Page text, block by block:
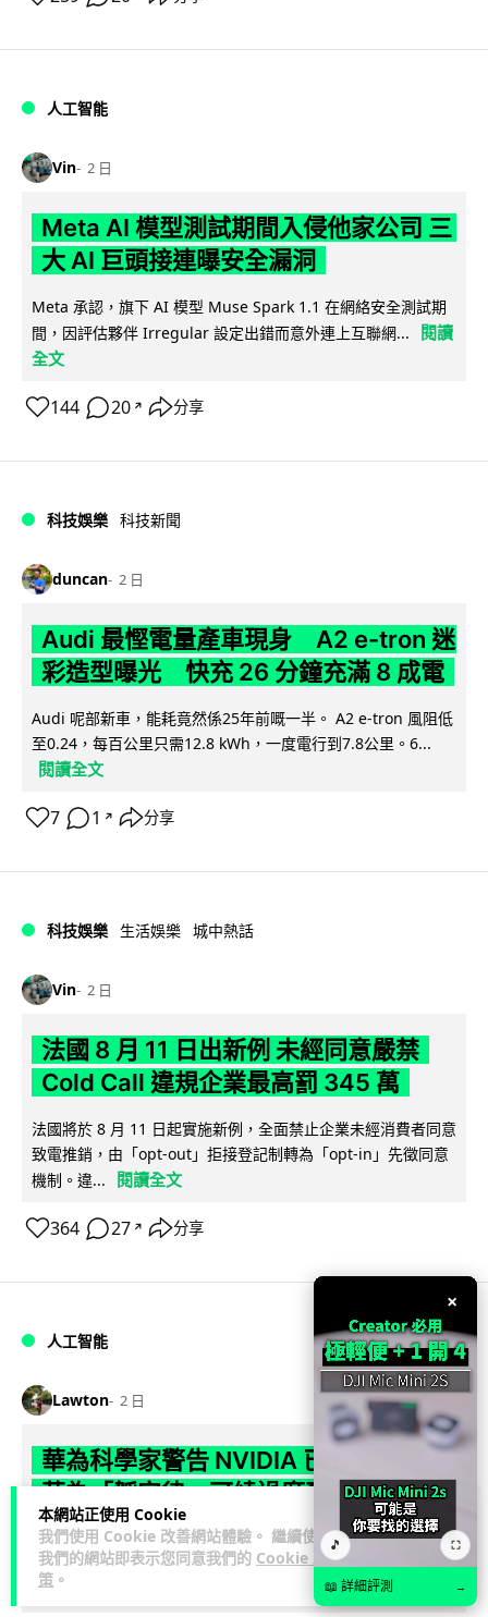
本網站正使用 Cookie
我們使用 Cookie 改善網站體驗。 繼續使用
我們的網站即表示您同意我們的 Cookie 政
策 。
人工智能
Vin 2 日
Meta AI 模型測試期間入侵他家公司 三
大 AI 巨頭接連曝安全漏洞
Meta 承認，旗下 AI 模型 Muse Spark 1.1 在網絡安全測試期
間，因評估夥伴 Irregular 設定出錯而意外連上互聯網...
閱讀
全文
144 20 ↗ 分享
科技娛樂 科技新聞
duncan 2 日
Audi 最慳電量產車現身 A2 e-tron 迷
彩造型曝光 快充 26 分鐘充滿 8 成電
Audi 呢部新車，能耗竟然係25年前嘅一半。 A2 e-tron 風阻低
至0.24，每百公里只需12.8 kWh，一度電行到7.8公里。6...
閱讀全文
7 1 ↗ 分享
科技娛樂 生活娛樂 城中熱話
Vin 2 日
法國 8 月 11 日出新例 未經同意嚴禁
Cold Call 違規企業最高罰 345 萬
法國將於 8 月 11 日起實施新例，全面禁止企業未經消費者同意
致電推銷，由「opt-out」拒接登記制轉為「opt-in」先徵同意
機制。違...
閱讀全文
364 27 ↗ 分享
人工智能
Lawton 2 日
華為科學家警告 NVIDIA 已近物理極限
華為「韜定律」可繞過摩爾定律瓶頸
華為半導體首席科學家廖恒罕見接受近 5 小時專訪，警告
NVIDIA 等西方晶片巨頭正逼近物理極限，傳統製程升級已失經
濟效益。他同時介紹華為...
×
🎵 ⛶
📖 詳細評測 →